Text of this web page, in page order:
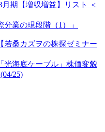
期【増収増益】リスト ＜
業の現段階（1）」
桑カズヲの株探ゼミナー
光海底ケーブル」株価変貌
25)